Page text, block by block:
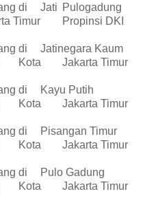
di
Jati Pulogadung
Timur
Propinsi DKI
di
Jatinegara Kaum
Kota
Jakarta Timur
di
Kayu Putih
Kota
Jakarta Timur
di
Pisangan Timur
Kota
Jakarta Timur
di
Pulo Gadung
Kota
Jakarta Timur